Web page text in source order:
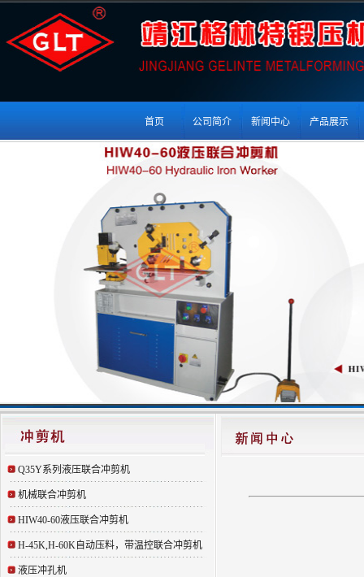
首页 公司简介 新闻中心 产品展示
Q35Y系列液压联合冲剪机
机械联合冲剪机
HIW40-60液压联合冲剪机
H-45K,H-60K自动压料，带温控联合冲剪机
液压冲孔机